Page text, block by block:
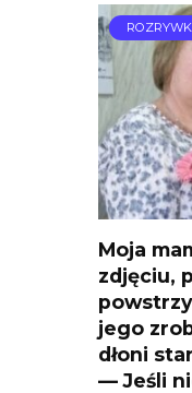
Moja
zdjęciu,
jego
dłoni
— Jeśli